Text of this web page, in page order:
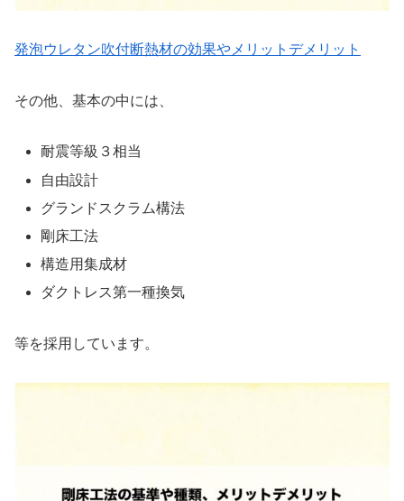
発泡ウレタン吹付断熱材の効果やメリットデメリット
その他、基本の中には、
耐震等級３相当
自由設計
グランドスクラム構法
剛床工法
構造用集成材
ダクトレス第一種換気
等を採用しています。